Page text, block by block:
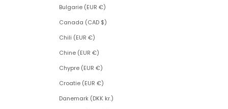
Bulgarie (EUR €)
Canada (CAD $)
Chili (EUR €)
Chine (EUR €)
Chypre (EUR €)
Croatie (EUR €)
Danemark (DKK kr.)